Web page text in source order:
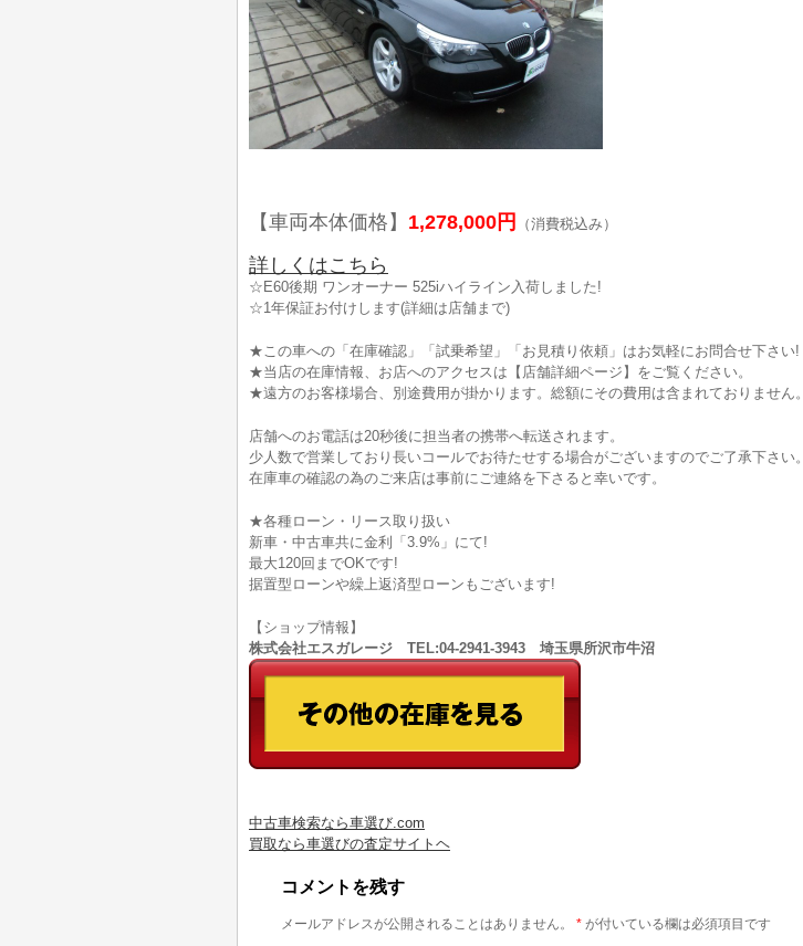
【車両本体価格】 1,278,000円 （消費税込み）
詳しくはこちら
☆E60後期 ワンオーナー 525iハイライン入荷しました!
☆1年保証お付けします(詳細は店舗まで)
★この車への「在庫確認」「試乗希望」「お見積り依頼」はお気軽にお問合せ下さい!
★当店の在庫情報、お店へのアクセスは【店舗詳細ページ】をご覧ください。
★遠方のお客様場合、別途費用が掛かります。総額にその費用は含まれておりません。
店舗へのお電話は20秒後に担当者の携帯へ転送されます。
少人数で営業しており長いコールでお待たせする場合がございますのでご了承下さい。
在庫車の確認の為のご来店は事前にご連絡を下さると幸いです。
★各種ローン・リース取り扱い
新車・中古車共に金利「3.9%」にて!
最大120回までOKです!
据置型ローンや繰上返済型ローンもございます!
【ショップ情報】
株式会社エスガレージ TEL:04-2941-3943 埼玉県所沢市牛沼
中古車検索なら車選び.com
買取なら車選びの査定サイトヘ
コメントを残す
メールアドレスが公開されることはありません。 * が付いている欄は必須項目です